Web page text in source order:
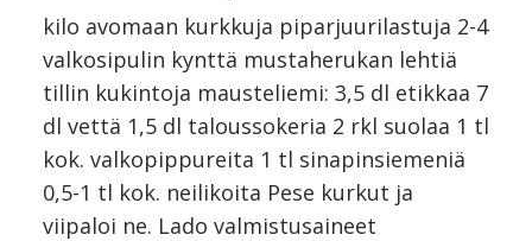
kilo avomaan kurkkuja piparjuurilastuja 2-4
valkosipulin kynttä mustaherukan lehtiä
tillin kukintoja mausteliemi: 3,5 dl etikkaa 7
dl vettä 1,5 dl taloussokeria 2 rkl suolaa 1 tl
kok. valkopippureita 1 tl sinapinsiemeniä
0,5-1 tl kok. neilikoita Pese kurkut ja
viipaloi ne. Lado valmistusaineet